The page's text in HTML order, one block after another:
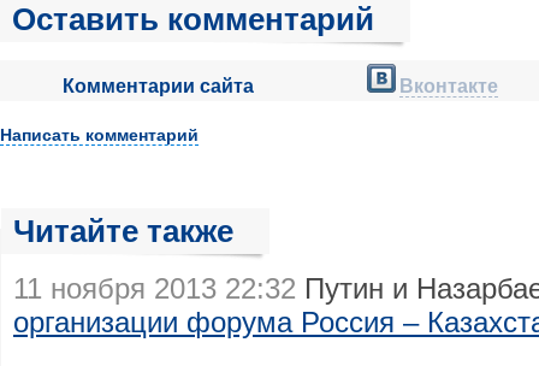
Оставить комментарий
Комментарии сайта Вконтакте
Написать комментарий
Читайте также
11 ноября 2013 22:32 Путин и
организации форума Россия –